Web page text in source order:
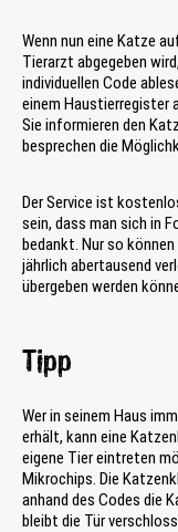
Wenn nun eine Katze
Tierarzt abgegeben
individuellen Code
einem Haustierregister
Sie informieren den
besprechen die
Der Service ist
sein, dass man sich in
bedankt. Nur so
jährlich abertausend
übergeben werden
Tipp
Wer in seinem Haus
erhält, kann eine
eigene Tier eintreten
Mikrochips. Die
anhand des Codes die
bleibt die Tür